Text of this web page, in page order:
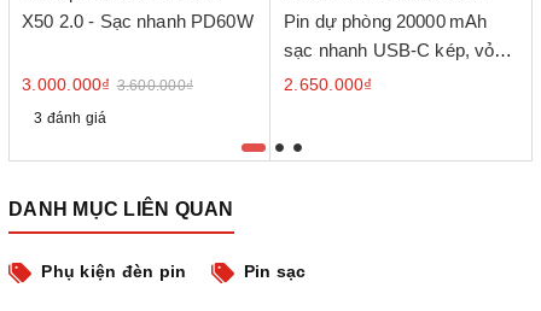
X50 2.0 - Sạc nhanh PD60W
3.000.000₫ 3.600.000₫
3 đánh giá
Pin dự phòng 20000 mAh
sạc nhanh USB‑C kép, vỏ
sợi carbon
2.650.000₫
DANH MỤC LIÊN QUAN
Phụ kiện đèn pin Pin sạc